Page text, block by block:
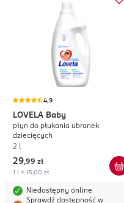
4,9
LOVELA Baby
płyn do płukania ubranek
dziecięcych
2 l
29,99 zł
1 l = 15,00 zł
Niedostępny online
Sprawdź dostępność w